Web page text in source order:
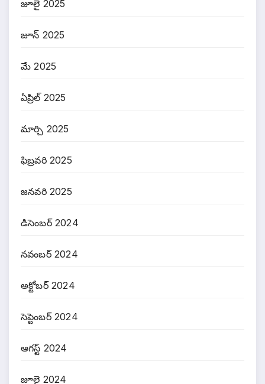
జూలై 2025
జూన్ 2025
మే 2025
ఏప్రిల్ 2025
మార్చి 2025
ఫిబ్రవరి 2025
జనవరి 2025
డిసెంబర్ 2024
నవంబర్ 2024
అక్టోబర్ 2024
సెప్టెంబర్ 2024
ఆగస్ట్ 2024
జూలై 2024